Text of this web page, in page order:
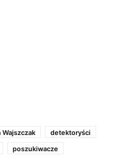
detektoryści
poszukiwacze